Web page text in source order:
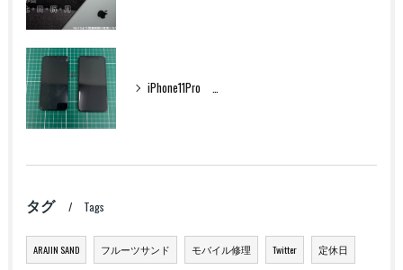
iPhone11Pro フロントパネル交換
タグ Tags
ARAJIN SAND フルーツサンド モバイル修理 Twitter 定休日